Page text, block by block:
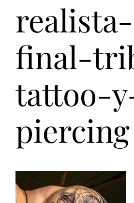
realista-
final-
tattoo-
piercing